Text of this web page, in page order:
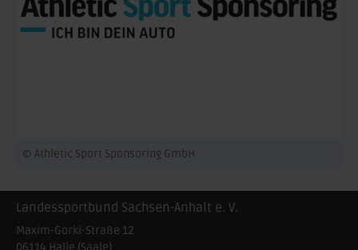
© Athletic Sport Sponsoring GmbH
Landessportbund Sachsen-Anhalt e. V.
Maxim-Gorki-Straße 12